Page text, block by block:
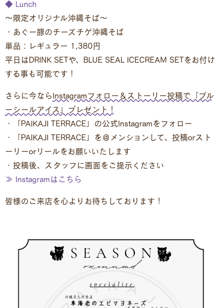
◆ Lunch
～限定オリジナル沖縄そば～
・あぐー豚のチーズチゲ沖縄そば
単品：レギュラー 1,380円
平日はDRINK SETや、BLUE SEAL ICECREAM SETをお付け
する事も可能です！
さらに今ならInstagramフォロー＆ストーリー投稿で「ブル
ーシールアイス」プレゼント！
・「PAIKAJI TERRACE」の公式Instagramをフォロー
・「PAIKAJI TERRACE」を＠メンションして、投稿orスト
ーリーorリールをお願いいたします
・投稿後、スタッフに画面をご提示ください
≫ Instagramはこちら
皆様のご来店を心よりお待ちしております！